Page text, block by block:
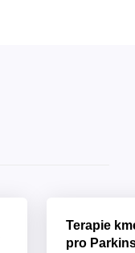
Terapie
pro